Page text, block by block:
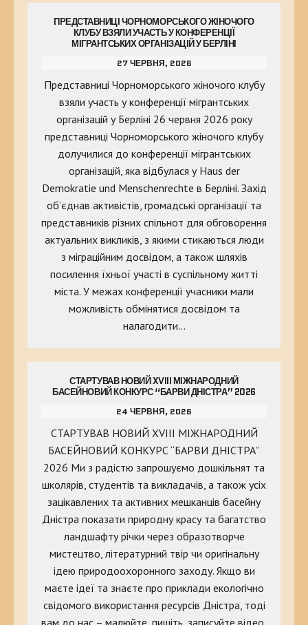
ПРЕДСТАВНИЦІ ЧОРНОМОРСЬКОГО ЖІНОЧОГО
КЛУБУ ВЗЯЛИ УЧАСТЬ У КОНФЕРЕНЦІЇ
МІГРАНТСЬКИХ ОРГАНІЗАЦІЙ У БЕРЛІНІ
27 ЧЕРВНЯ, 2026
Представниці Чорноморського жіночого клубу
взяли участь у конференції мігрантських
організацій у Берліні 26 червня 2026 року
представниці Чорноморського жіночого клубу
долучилися до конференції мігрантських
організацій, яка відбулася у Haus der
Demokratie und Menschenrechte в Берліні. Захід
об’єднав активістів, громадські організації та
представників різних спільнот для обговорення
актуальних викликів, з якими стикаються люди
з міграційним досвідом, а також шляхів
посилення їхньої участі в суспільному житті
міста. У межах конференції учасники мали
можливість обмінятися досвідом та
налагодити…
СТАРТУВАВ НОВИЙ XVIII МІЖНАРОДНИЙ
БАСЕЙНОВИЙ КОНКУРС “БАРВИ ДНІСТРА” 2026
24 ЧЕРВНЯ, 2026
СТАРТУВАВ НОВИЙ XVIII МІЖНАРОДНИЙ
БАСЕЙНОВИЙ КОНКУРС “БАРВИ ДНІСТРА”
2026 Ми з радістю запрошуємо дошкільнят та
школярів, студентів та викладачів, а також усіх
зацікавлених та активних мешканців басейну
Дністра показати природну красу та багатство
ландшафту річки через образотворче
мистецтво, літературний твір чи оригінальну
ідею природоохоронного заходу. Якщо ви
маєте ідеї та знаєте про приклади екологічно
свідомого використання ресурсів Дністра, тоді
вам до нас – малюйте, пишіть, записуйте відео,